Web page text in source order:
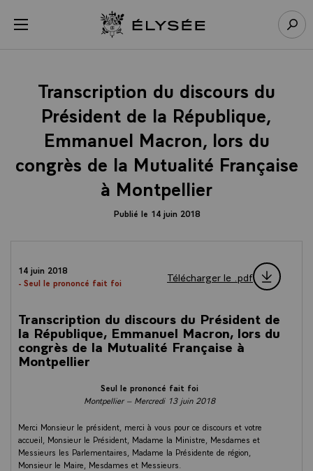
menu Retour à l’accueil Élysée
Transcription du discours du
Président de la République,
Emmanuel Macron, lors du
congrès de la Mutualité Française
à Montpellier
Publié le 14 juin 2018
14 juin 2018
- Seul le prononcé fait foi
Télécharger le .pdf
Transcription du discours du Président de
la République, Emmanuel Macron, lors du
congrès de la Mutualité Française à
Montpellier
Seul le prononcé fait foi
Montpellier – Mercredi 13 juin 2018
Merci Monsieur le président, merci à vous pour ce discours et votre
accueil, Monsieur le Président, Madame la Ministre, Mesdames et
Messieurs les Parlementaires, Madame la Présidente de région,
Monsieur le Maire, Mesdames et Messieurs.
Panneau de gestion des cookies